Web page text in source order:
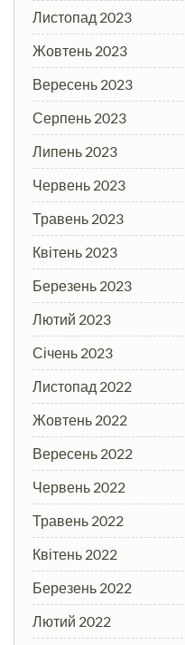
Листопад 2023
Жовтень 2023
Вересень 2023
Серпень 2023
Липень 2023
Червень 2023
Травень 2023
Квітень 2023
Березень 2023
Лютий 2023
Січень 2023
Листопад 2022
Жовтень 2022
Вересень 2022
Червень 2022
Травень 2022
Квітень 2022
Березень 2022
Лютий 2022